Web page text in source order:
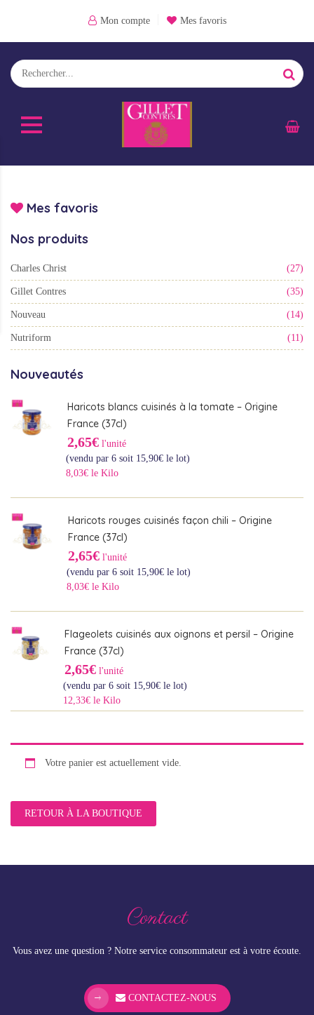
Mon compte Mes favoris
Mes favoris
Nos produits
Charles Christ (27)
Gillet Contres (35)
Nouveau (14)
Nutriform (11)
Nouveautés
Haricots blancs cuisinés à la tomate – Origine
France (37cl)
2,65€ l'unité
(vendu par 6 soit 15,90€ le lot)
8,03€ le Kilo
Haricots rouges cuisinés façon chili – Origine
France (37cl)
2,65€ l'unité
(vendu par 6 soit 15,90€ le lot)
8,03€ le Kilo
Flageolets cuisinés aux oignons et persil – Origine
France (37cl)
2,65€ l'unité
(vendu par 6 soit 15,90€ le lot)
12,33€ le Kilo
Votre panier est actuellement vide.
RETOUR À LA BOUTIQUE
Contact
Vous avez une question ? Notre service consommateur est à votre écoute.
CONTACTEZ-NOUS